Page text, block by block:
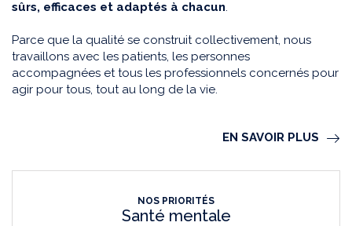
sûrs, efficaces et adaptés à chacun.
Parce que la qualité se construit collectivement, nous
travaillons avec les patients, les personnes
accompagnées et tous les professionnels concernés pour
agir pour tous, tout au long de la vie.
EN SAVOIR PLUS
NOS PRIORITÉS
Santé mentale